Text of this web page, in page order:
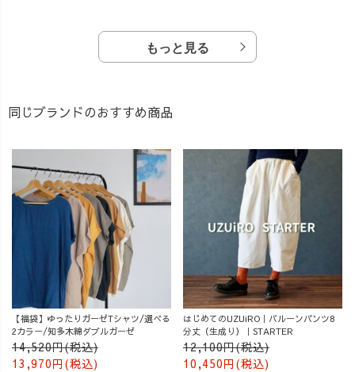
もっと見る
同じブランドのおすすめ商品
【福袋】ゆったりガーゼTシャツ/選べる
2カラー/知多木綿ダブルガーゼ
14,520円(税込)
13,970円(税込)
はじめてのUZUiRO｜バルーンパンツ8
分丈（生成り）｜STARTER
12,100円(税込)
10,450円(税込)